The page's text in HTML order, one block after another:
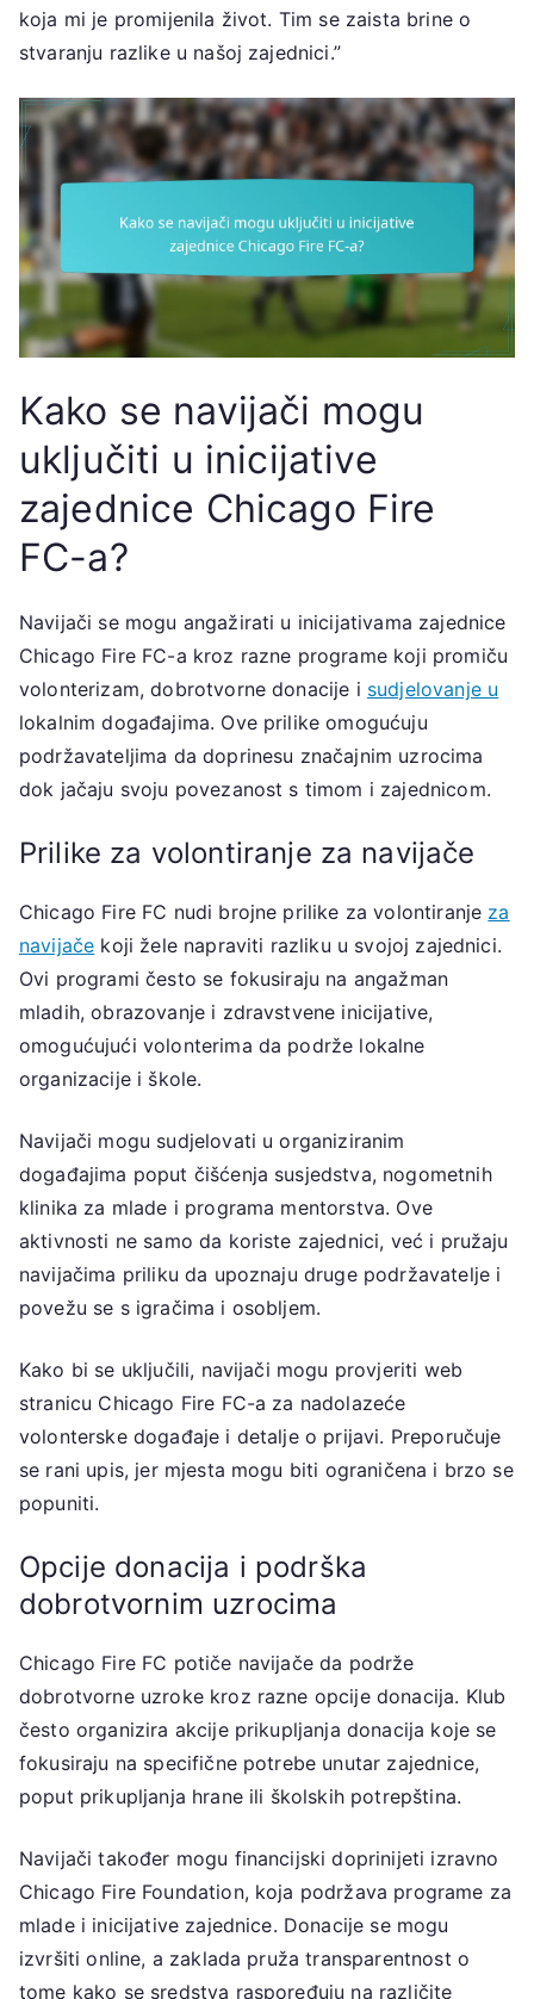
koja mi je promijenila život. Tim se zaista brine o
stvaranju razlike u našoj zajednici.”
Kako se navijači mogu
uključiti u inicijative
zajednice Chicago Fire
FC-a?
Navijači se mogu angažirati u inicijativama zajednice
Chicago Fire FC-a kroz razne programe koji promiču
volonterizam, dobrotvorne donacije i sudjelovanje u
lokalnim događajima. Ove prilike omogućuju
podržavateljima da doprinesu značajnim uzrocima
dok jačaju svoju povezanost s timom i zajednicom.
Prilike za volontiranje za navijače
Chicago Fire FC nudi brojne prilike za volontiranje za
navijače koji žele napraviti razliku u svojoj zajednici.
Ovi programi često se fokusiraju na angažman
mladih, obrazovanje i zdravstvene inicijative,
omogućujući volonterima da podrže lokalne
organizacije i škole.
Navijači mogu sudjelovati u organiziranim
događajima poput čišćenja susjedstva, nogometnih
klinika za mlade i programa mentorstva. Ove
aktivnosti ne samo da koriste zajednici, već i pružaju
navijačima priliku da upoznaju druge podržavatelje i
povežu se s igračima i osobljem.
Kako bi se uključili, navijači mogu provjeriti web
stranicu Chicago Fire FC-a za nadolazeće
volonterske događaje i detalje o prijavi. Preporučuje
se rani upis, jer mjesta mogu biti ograničena i brzo se
popuniti.
Opcije donacija i podrška
dobrotvornim uzrocima
Chicago Fire FC potiče navijače da podrže
dobrotvorne uzroke kroz razne opcije donacija. Klub
često organizira akcije prikupljanja donacija koje se
fokusiraju na specifične potrebe unutar zajednice,
poput prikupljanja hrane ili školskih potrepština.
Navijači također mogu financijski doprinijeti izravno
Chicago Fire Foundation, koja podržava programe za
mlade i inicijative zajednice. Donacije se mogu
izvršiti online, a zaklada pruža transparentnost o
tome kako se sredstva raspoređuju na različite